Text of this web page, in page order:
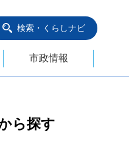
検索・くらしナビ
市政情報
ら探す